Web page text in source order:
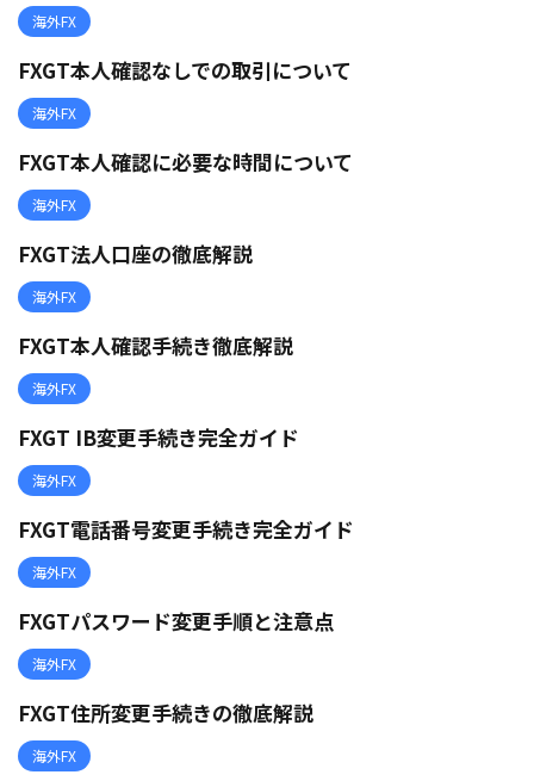
海外FX
FXGT本人確認なしでの取引について
海外FX
FXGT本人確認に必要な時間について
海外FX
FXGT法人口座の徹底解説
海外FX
FXGT本人確認手続き徹底解説
海外FX
FXGT IB変更手続き完全ガイド
海外FX
FXGT電話番号変更手続き完全ガイド
海外FX
FXGTパスワード変更手順と注意点
海外FX
FXGT住所変更手続きの徹底解説
海外FX